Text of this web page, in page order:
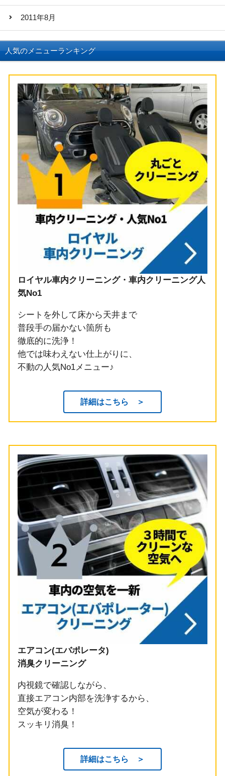
2011年8月
人気のメニューランキング
ロイヤル車内クリーニング・車内クリーニング人
気No1
シートを外して床から天井まで
普段手の届かない箇所も
徹底的に洗浄！
他では味わえない仕上がりに、
不動の人気No1メニュー♪
詳細はこちら ＞
エアコン(エバポレータ)
消臭クリーニング
内視鏡で確認しながら、
直接エアコン内部を洗浄するから、
空気が変わる！
スッキリ消臭！
詳細はこちら ＞